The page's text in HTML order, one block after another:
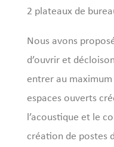
2 plateaux de
Nous avons
d’ouvrir et
entrer au
espaces ouverts
l’acoustique et le
création de postes